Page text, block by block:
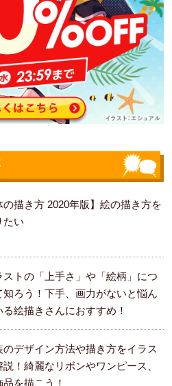
の描き方 2020年版】絵の描き方を
たい
ストの「上手さ」や「絵柄」につ
知ろう！下手、画力がないと悩ん
る絵描きさんにおすすめ！
のデザイン方法や描き方をイラス
説！綺麗なリボンやワンピース、
品を描こう！